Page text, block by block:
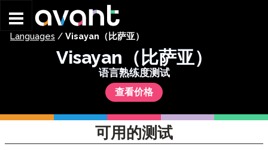
Languages / Visayan（比萨亚）
Visayan（比萨亚）
语言熟练度测试
查看价格
可用的测试